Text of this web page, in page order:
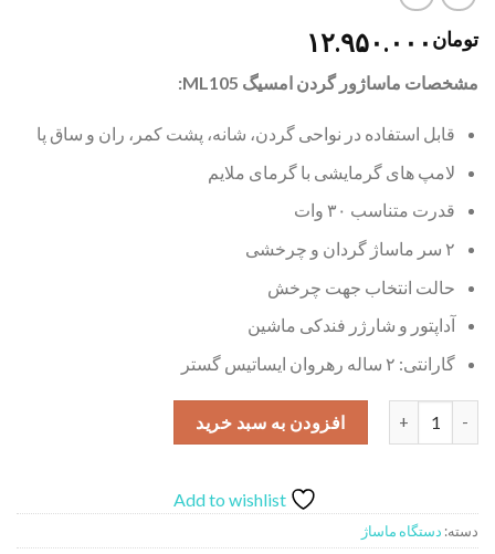
تومان ۱۲.۹۵۰.۰۰۰
مشخصات ماساژور گردن امسیگ ML105:
قابل استفاده در نواحی گردن، شانه، پشت کمر، ران و ساق پا
لامپ های گرمایشی با گرمای ملایم
قدرت متناسب ۳۰ وات
۲ سر ماساژ گردان و چرخشی
حالت انتخاب جهت چرخش
آداپتور و شارژر فندکی ماشین
گارانتی: ۲ ساله رهروان ایساتیس گستر
ماساژور گردن امسیگ مدل ML105 عددافزودن به سبد خرید
Add to wishlist
دسته: دستگاه ماساژ